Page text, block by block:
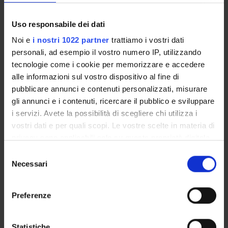
Uso responsabile dei dati
Noi e i nostri 1022 partner trattiamo i vostri dati
personali, ad esempio il vostro numero IP, utilizzando
tecnologie come i cookie per memorizzare e accedere
alle informazioni sul vostro dispositivo al fine di
pubblicare annunci e contenuti personalizzati, misurare
gli annunci e i contenuti, ricercare il pubblico e sviluppare
i servizi. Avete la possibilità di scegliere chi utilizza i
vostri dati e per quali scopi. Le vostre scelte in materia di
modificare o revocare il proprio consenso in qualsiasi
momento dalla Dichiarazione sui cookie o facendo clic
raccogliere informazioni sulla tua posizione
delNecessari
Preferenze
della Scuola.
Elegge, ogni 3 anni accademici, il Direttore della Scuola
Approva, annualmente, la composizione del corpo
docente e i piani didattici
Approva la collocazione dei Medici in Formazione in
strutture extra rete formativa
Il Consiglio è composto dal corpo docente della Scuola e da una
rappresentanti